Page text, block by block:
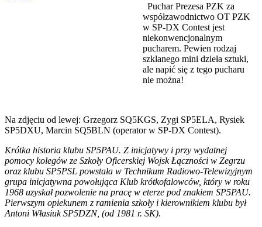
Puchar Prezesa PZK za
współzawodnictwo OT PZK
w SP-DX Contest jest
niekonwencjonalnym
pucharem. Pewien rodzaj
szklanego mini dzieła sztuki,
ale napić się z tego pucharu
nie można!
Na zdjęciu od lewej: Grzegorz SQ5KGS, Zygi SP5ELA, Rysiek
SP5DXU, Marcin SQ5BLN (operator w SP-DX Contest).
Krótka historia klubu SP5PAU. Z inicjatywy i przy wydatnej
pomocy kolegów ze Szkoły Oficerskiej Wojsk Łączności w Zegrzu
oraz klubu SP5PSL powstała w Technikum Radiowo-Telewizyjnym
grupa inicjatywna powołująca Klub krótkofalowców, który w roku
1968 uzyskał pozwolenie na pracę w eterze pod znakiem SP5PAU.
Pierwszym opiekunem z ramienia szkoły i kierownikiem klubu był
Antoni Własiuk SP5DZN, (od 1981 r. SK).